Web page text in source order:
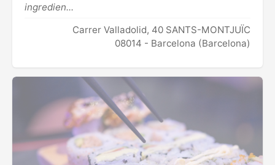
ingredien...
Carrer Valladolid, 40 SANTS-MONTJUÏC
08014 - Barcelona (Barcelona)